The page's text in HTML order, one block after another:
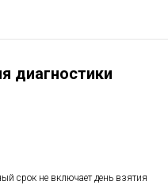
диагностики
срок не включает день взятия